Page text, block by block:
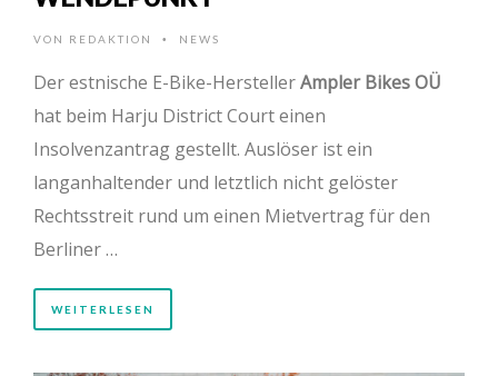
VON REDAKTION • NEWS
Der estnische E-Bike-HerstellerAmpler Bikes OÜ
hat beim Harju District Court einen
Insolvenzantrag gestellt. Auslöser ist ein
langanhaltender und letztlich nicht gelöster
Rechtsstreit rund um einen Mietvertrag für den
Berliner …
WEITERLESEN